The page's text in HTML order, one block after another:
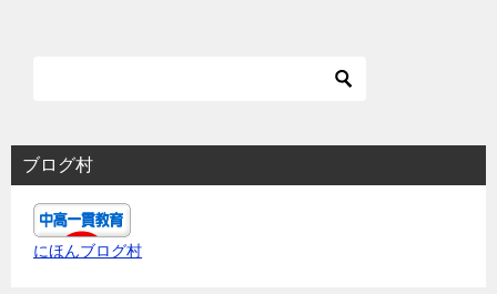
ブログ村
にほんブログ村